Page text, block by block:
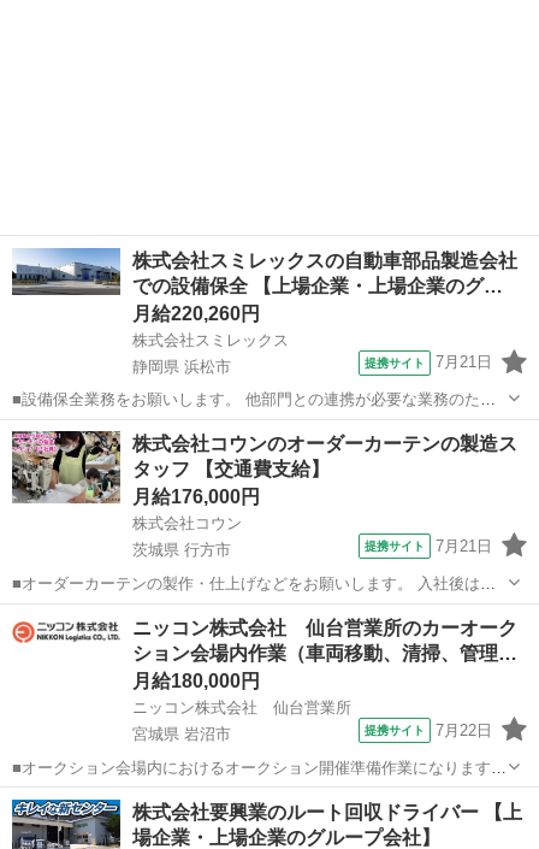
株式会社スミレックスの自動車部品製造会社
での設備保全 【上場企業・上場企業のグ…
月給220,260円
株式会社スミレックス
静岡県 浜松市
提携サイト 7月21日
■設備保全業務をお願いします。 他部門との連携が必要な業務のた
め、コミュニケーションが取るのが好きな方にピッタリ！ ・生産設備
の安定稼働に向けた設備の保守・点検・修理 ・備品在庫管理 ・生産設
備の事後保全（故障が発生した設...
静岡 浜松市 その他
株式会社コウンのオーダーカーテンの製造ス
タッフ 【交通費支給】
月給176,000円
株式会社コウン
茨城県 行方市
提携サイト 7月21日
■オーダーカーテンの製作・仕上げなどをお願いします。 入社後は、
簡単なレール部分の部品の取付け作業や糸始末、たたみ作業からスタ
ートします。 その後、ミシンの使い方やまっすぐ縫う練習をします。
難しそうに感じる方も多いですが...
ニッコン株式会社 仙台営業所のカーオーク
ション会場内作業（車両移動、清掃、管理…
月給180,000円
ニッコン株式会社 仙台営業所
宮城県 岩沼市
提携サイト 7月22日
■オークション会場内におけるオークション開催準備作業になります。
車両移動や清掃、車両チェックなどの作業に従事して頂きます。 ■月
給180,000円～200,000円 ※給与幅は経験・能力による ■9:00～18:00
宮城 岩沼市 その他
株式会社要興業のルート回収ドライバー 【上
場企業・上場企業のグループ会社】